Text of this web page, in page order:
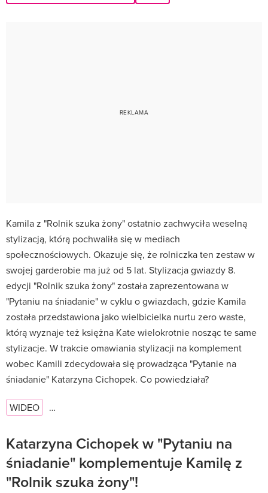
Kamila z "Rolnik szuka żony" ostatnio zachwyciła weselną
stylizacją, którą pochwaliła się w mediach
społecznościowych. Okazuje się, że rolniczka ten zestaw w
swojej garderobie ma już od 5 lat. Stylizacja gwiazdy 8.
edycji "Rolnik szuka żony" została zaprezentowana w
"Pytaniu na śniadanie" w cyklu o gwiazdach, gdzie Kamila
została przedstawiona jako wielbicielka nurtu zero waste,
którą wyznaje też księżna Kate wielokrotnie nosząc te same
stylizacje. W trakcie omawiania stylizacji na komplement
wobec Kamili zdecydowała się prowadząca "Pytanie na
śniadanie" Katarzyna Cichopek. Co powiedziała?
WIDEO …
Katarzyna Cichopek w "Pytaniu na
śniadanie" komplementuje Kamilę z
"Rolnik szuka żony"!